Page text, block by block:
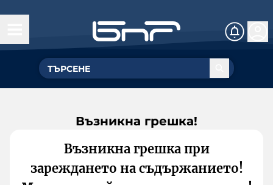
Възникна грешка!
Възникна грешка при
зареждането на съдържанието!